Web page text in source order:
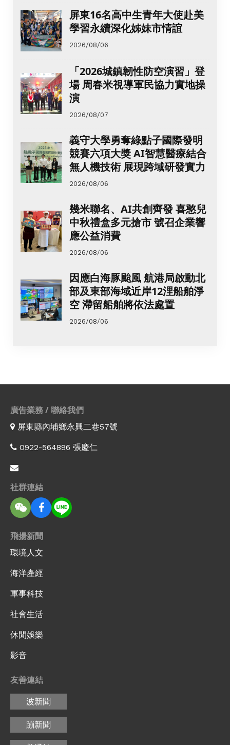
屏東16名高中生青年大使赴美
學習永續深化姊妹市情誼
2026/08/06
「2026城鎮韌性防空演習」登
場 周春米視導軍民協力實地操
演
2026/08/07
義守大學勇奪綠點子國際發明
競賽六項大獎 AI智慧醫療結合
無人機技術 展現跨域研發實力
2026/08/06
幾米聯名、AI共創齊發 喜憨兒
中秋禮盒多元搶市 號召企業響
應公益消費
2026/08/06
因應白海豚颱風 航港局啟動北
部及東部海域近岸12浬船舶淨
空 滯留船舶將依法處置
2026/08/06
廣告業務 / 聯絡我們
屏東縣內埔鄉永興二巷57號
0922-564896 張慶仁
社群連結
飛揚新聞
環境人文
海洋產經
軍事科技
社會生活
休閒娛樂
影音
友善連結
波新聞
蹦新聞